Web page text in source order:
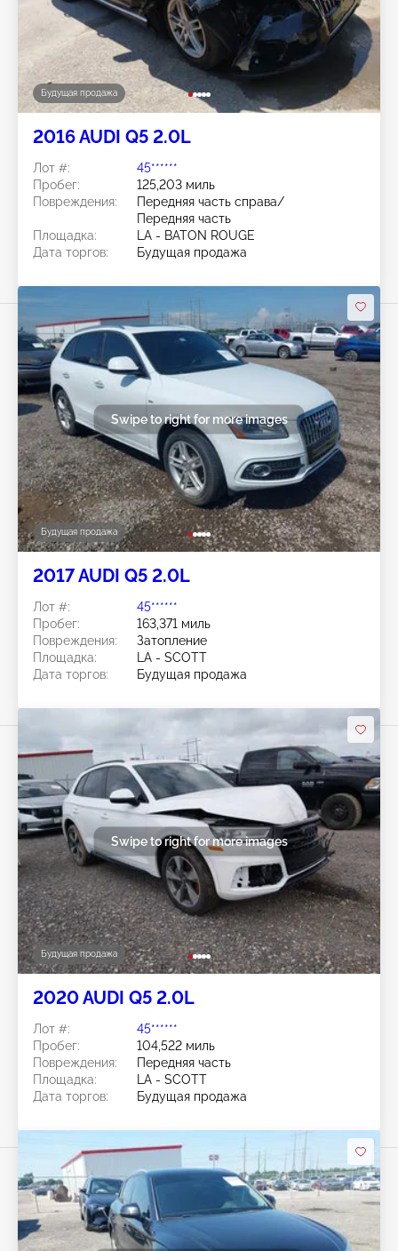
Будущая продажа
2016 AUDI Q5 2.0L
Лот #:
45******
Пробег:
125,203 миль
Повреждения:
Передняя часть справа/
Передняя часть
Площадка:
LA - BATON ROUGE
Дата торгов:
Будущая продажа
Будущая продажа
Swipe to right for more images
2017 AUDI Q5 2.0L
Лот #:
45******
Пробег:
163,371 миль
Повреждения:
Затопление
Площадка:
LA - SCOTT
Дата торгов:
Будущая продажа
Будущая продажа
Swipe to right for more images
2020 AUDI Q5 2.0L
Лот #:
45******
Пробег:
104,522 миль
Повреждения:
Передняя часть
Площадка:
LA - SCOTT
Дата торгов:
Будущая продажа